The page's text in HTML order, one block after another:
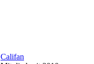
Califan